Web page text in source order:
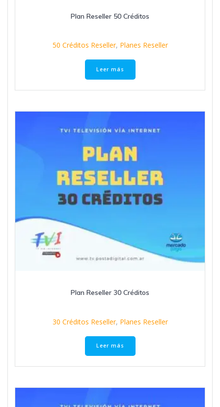
Plan Reseller 50 Créditos
50 Créditos Reseller, Planes Reseller
Leer más
Plan Reseller 30 Créditos
30 Créditos Reseller, Planes Reseller
Leer más